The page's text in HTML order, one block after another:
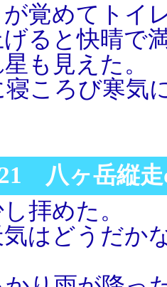
覚めてトイ
ると快晴で
も見えた。
ころび寒気
八ヶ岳縦走
拝めた。
はどうだか